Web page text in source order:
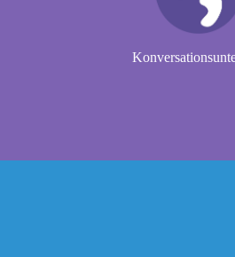
Niveaus: Grundstufe Bis
Max. 4